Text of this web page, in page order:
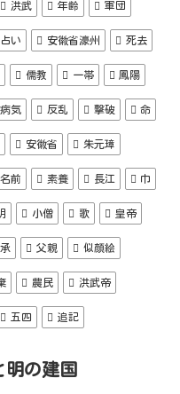
洪武 年齢 軍団
占い 安徽省濠州 死去
儒教 一帯 鳳陽
病気 反乱 撃破 命
安徽省 朱元璋
名前 素養 長江 巾
小僧 歌 皇帝
父親 似顔絵
農民 洪武帝
五四 追記
の建国